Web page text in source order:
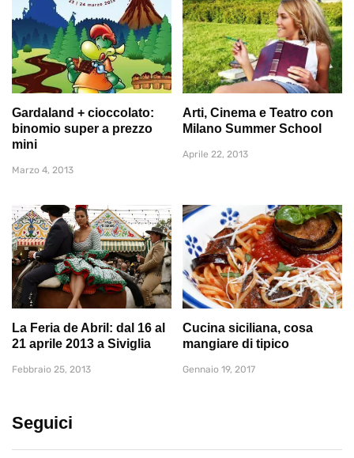
Gardaland + cioccolato:
binomio super a prezzo
mini
Marzo 4, 2013
Arti, Cinema e Teatro con
Milano Summer School
Aprile 22, 2013
La Feria de Abril: dal 16 al
21 aprile 2013 a Siviglia
Febbraio 25, 2013
Cucina siciliana, cosa
mangiare di tipico
Gennaio 19, 2017
Seguici